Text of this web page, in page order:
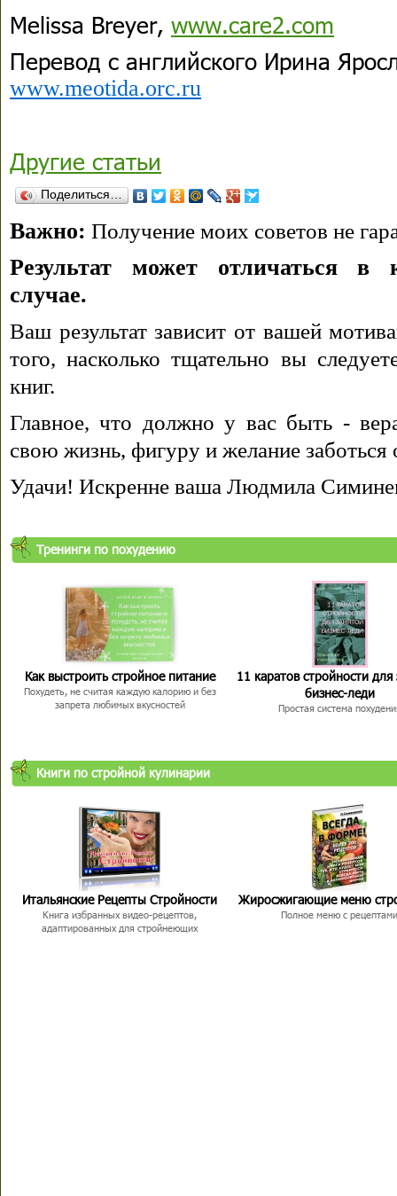
Melissa Breyer, www.care2.com
Перевод с английского Ирина
www.meotida.orc.ru
Другие статьи
Поделиться…
Важно: Получение моих советов не
Результат может отличаться в
случае.
Ваш результат зависит от вашей
того, насколько тщательно вы
книг.
Главное, что должно у вас быть -
свою жизнь, фигуру и желание заботься
Удачи! Искренне ваша Людмила
Тренинги по похудению
Как выстроить стройное питание
Похудеть, не считая каждую калорию и без
запрета любимых вкусностей
11 каратов стройности для
бизнес-леди
Простая система
Книги по стройной кулинарии
Итальянские Рецепты Стройности
Книга избранных видео-рецептов,
адаптированных для стройнеющих
Жиросжигающие меню
Полное меню с рецептами